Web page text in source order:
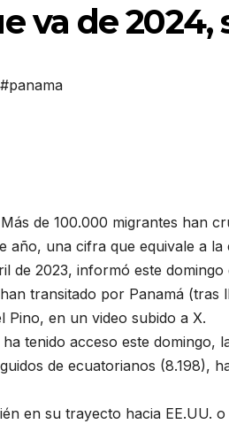
va de
#panama
de 100.000 migrantes han
año, una cifra que equivale a
de 2023, informó este domingo
transitado por Panamá
Pino, en un video subido a X.
tenido acceso este domingo,
de ecuatorianos (8.198),
en su trayecto hacia EE.UU.